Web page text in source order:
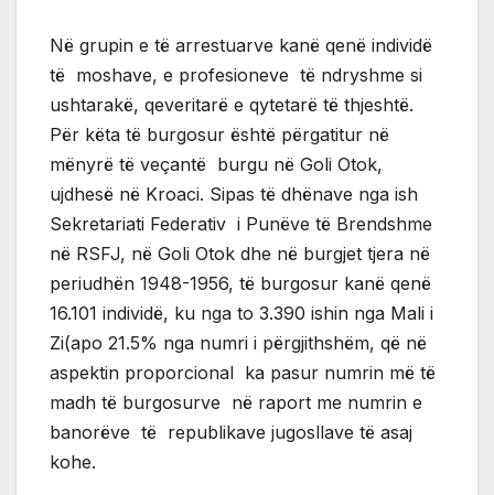
Në grupin e të arrestuarve kanë qenë individë
të moshave, e profesioneve të ndryshme si
ushtarakë, qeveritarë e qytetarë të thjeshtë.
Për këta të burgosur është përgatitur në
mënyrë të veçantë burgu në Goli Otok,
ujdhesë në Kroaci. Sipas të dhënave nga ish
Sekretariati Federativ i Punëve të Brendshme
në RSFJ, në Goli Otok dhe në burgjet tjera në
periudhën 1948-1956, të burgosur kanë qenë
16.101 individë, ku nga to 3.390 ishin nga Mali i
Zi(apo 21.5% nga numri i përgjithshëm, që në
aspektin proporcional ka pasur numrin më të
madh të burgosurve në raport me numrin e
banorëve të republikave jugosllave të asaj
kohe.